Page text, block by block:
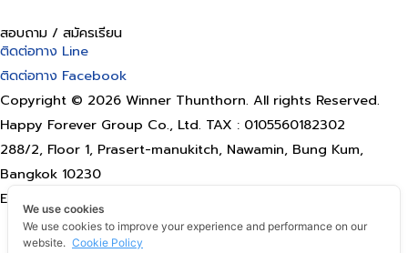
สอบถาม / สมัครเรียน
ติดต่อทาง Line
ติดต่อทาง Facebook
Copyright © 2026 Winner Thunthorn. All rights Reserved.
Happy Forever Group Co., Ltd. TAX : 0105560182302
288/2, Floor 1, Prasert-manukitch, Nawamin, Bung Kum,
Bangkok 10230
Email: happyforevergroup@gmail.com
Terms of use
Privacy Policy
We use cookies
We use cookies to improve your experience and performance on our
website. Cookie Policy